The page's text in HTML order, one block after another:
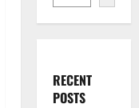
RECENT
POSTS